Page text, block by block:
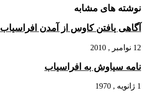
نوشته های مشابه
آگاهى یافتن کاوس از آمدن افراسیاب‏
12 نوامبر , 2010
نامه سیاوش به افراسیاب‏
1 ژانویه , 1970